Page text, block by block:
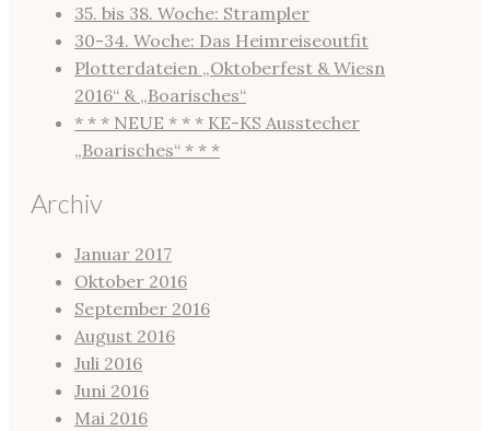
35. bis 38. Woche: Strampler
30-34. Woche: Das Heimreiseoutfit
Plotterdateien „Oktoberfest & Wiesn
2016“ & „Boarisches“
* * * NEUE * * * KE-KS Ausstecher
„Boarisches“ * * *
Archiv
Januar 2017
Oktober 2016
September 2016
August 2016
Juli 2016
Juni 2016
Mai 2016